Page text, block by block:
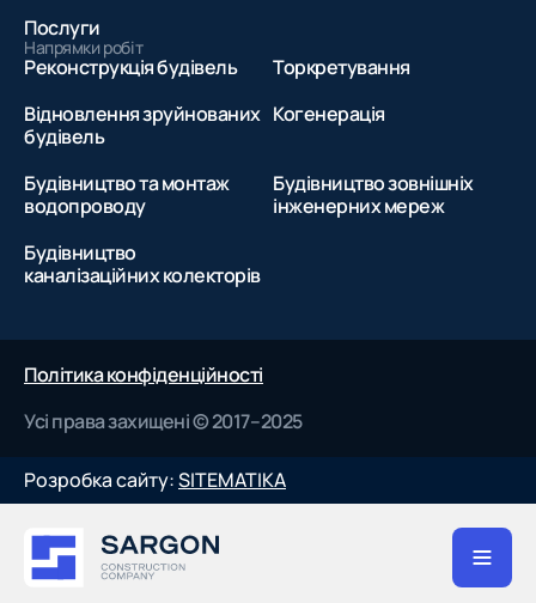
Потрібен капітальний ремонт, промислове будівництво чи
реставрація? Звертайтесь до
будівельної компанії у
Харкові — САРГОН
. Ми перетворимо вашу ідею на якісний
об'єкт, що служитиме десятиліттями.
Послуги
Напрямки робіт
Реконструкція будівель
Торкретування
Відновлення зруйнованих
будівель
Когенерація
Будівництво та монтаж
водопроводу
Будівництво зовнішніх
інженерних мереж
Будівництво
каналізаційних колекторів
Усі права захищені © 2017–2025
Політика конфіденційності
Розробка сайту:SITEMATIKA